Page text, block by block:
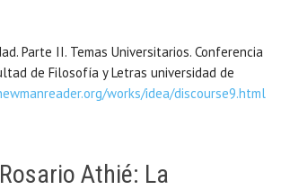
Parte II. Temas Universitarios. Conferencia
de Filosofía y Letras universidad de
works/idea/discourse9.html
Athié: La